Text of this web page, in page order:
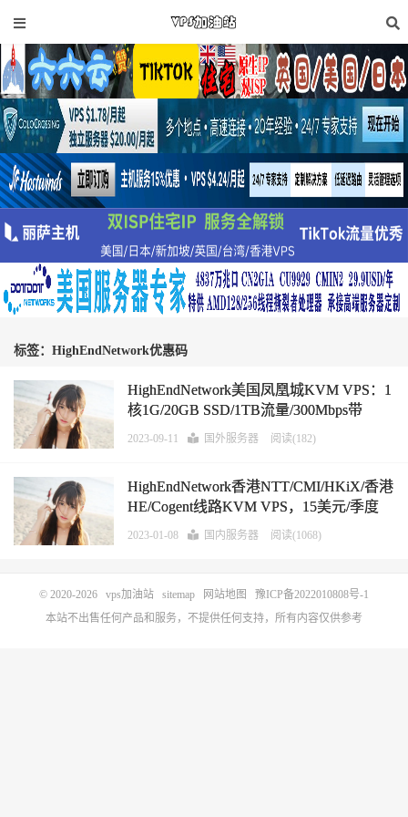
标签：HighEndNetwork优惠码
HighEndNetwork美国凤凰城KVM VPS：1
核1G/20GB SSD/1TB流量/300Mbps带
宽/12美元/半年
2023-09-11 国外服务器 阅读(182)
HighEndNetwork香港NTT/CMI/HKiX/香港
HE/Cogent线路KVM VPS，15美元/季度
2023-01-08 国内服务器 阅读(1068)
© 2020-2026 vps加油站 sitemap 网站地图
豫ICP备2022010808号-1
本站不出售任何产品和服务，不提供任何支持，所有内容仅供参考